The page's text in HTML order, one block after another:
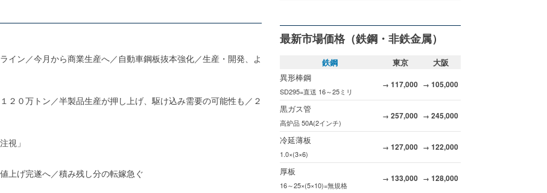
イン／今月から商業生産へ／自動車鋼板抜本強化／生産・開発、よ
２０万トン／半製品生産が押し上げ、駆け込み需要の可能性も／２
視」
上げ完遂へ／積み残し分の転嫁急ぐ
最新市場価格（鉄鋼・非鉄金属）
鉄鋼 東京
大阪
異形棒鋼
SD295=直送 16～25ミリ
→ 117,000 → 105,000
黒ガス管
高炉品 50A(2インチ)
→ 257,000 → 245,000
冷延薄板
1.0×(3×6)
→ 127,000 → 122,000
厚板
16～25×(5×10)=無規格
→ 133,000 → 128,000